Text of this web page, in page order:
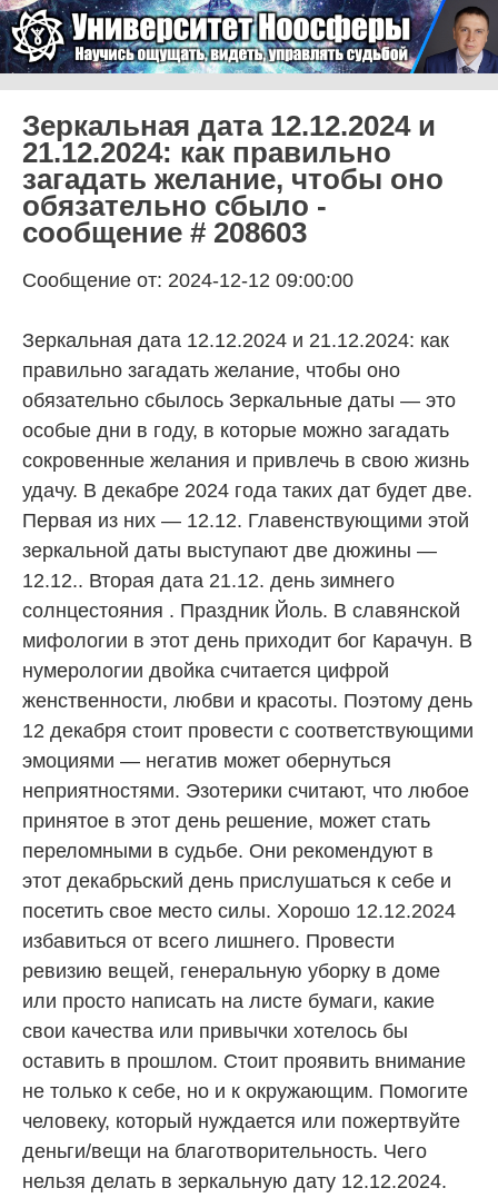
Университет Ноосферы
Зеркальная дата 12.12.2024 и
21.12.2024: как правильно
загадать желание, чтобы оно
обязательно сбыло -
сообщение # 208603
Сообщение от: 2024-12-12 09:00:00
Зеркальная дата 12.12.2024 и 21.12.2024: как
правильно загадать желание, чтобы оно
обязательно сбылось Зеркальные даты — это
особые дни в году, в которые можно загадать
сокровенные желания и привлечь в свою жизнь
удачу. В декабре 2024 года таких дат будет две.
Первая из них — 12.12. Главенствующими этой
зеркальной даты выступают две дюжины —
12.12.. Вторая дата 21.12. день зимнего
солнцестояния . Праздник Йоль. В славянской
мифологии в этот день приходит бог Карачун. В
нумерологии двойка считается цифрой
женственности, любви и красоты. Поэтому день
12 декабря стоит провести с соответствующими
эмоциями — негатив может обернуться
неприятностями. Эзотерики считают, что любое
принятое в этот день решение, может стать
переломными в судьбе. Они рекомендуют в
этот декабрьский день прислушаться к себе и
посетить свое место силы. Хорошо 12.12.2024
избавиться от всего лишнего. Провести
ревизию вещей, генеральную уборку в доме
или просто написать на листе бумаги, какие
свои качества или привычки хотелось бы
оставить в прошлом. Стоит проявить внимание
не только к себе, но и к окружающим. Помогите
человеку, который нуждается или пожертвуйте
деньги/вещи на благотворительность. Чего
нельзя делать в зеркальную дату 12.12.2024.